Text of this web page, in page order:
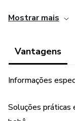
são adaptáveis
seu bebê.
lidar com essas
Ao adquirir o
Mostrar mais
Vantagens
Informações
Soluções práticas